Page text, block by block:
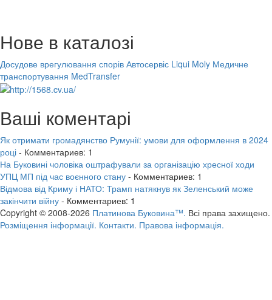
Нове в каталозі
Досудове врегулювання спорів Автосервіс Liqui Moly Медичне
транспортування MedTransfer
Ваші коментарі
Як отримати громадянство Румунії: умови для оформлення в 2024
році - Комментариев: 1
На Буковині чоловіка оштрафували за організацію хресної ходи
УПЦ МП під час воєнного стану - Комментариев: 1
Відмова від Криму і НАТО: Трамп натякнув як Зеленський може
закінчити війну - Комментариев: 1
Copyright © 2008-2026 Платинова Буковина™. Всі права захищено.
Розміщення інформації. Контакти. Правова інформація.